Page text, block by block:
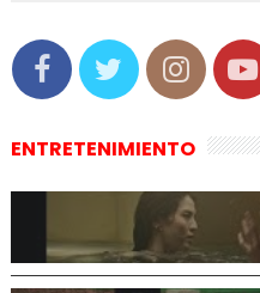
ENTRETENIMIENTO